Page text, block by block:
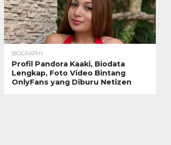
BIOGRAPHY
Profil Pandora Kaaki, Biodata
Lengkap, Foto Video Bintang
OnlyFans yang Diburu Netizen